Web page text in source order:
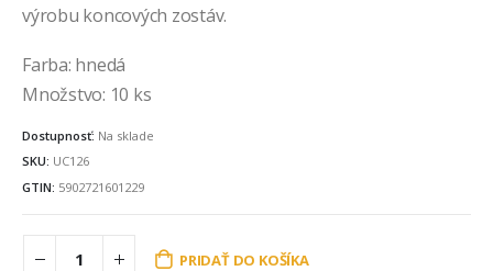
výrobu koncových zostáv.
Farba: hnedá
Množstvo: 10 ks
Dostupnosť: Na sklade
SKU: UC126
GTIN: 5902721601229
PRIDAŤ DO KOŠÍKA